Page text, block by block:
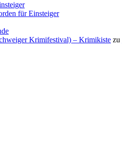
für Einsteiger
Krimifestival) – Krimikiste zu